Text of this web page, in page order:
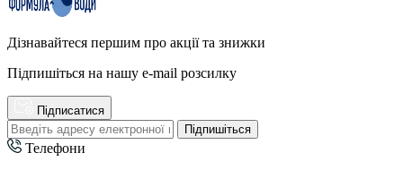
Дізнавайтеся першим про акції та знижки
Підпишіться на нашу e-mail розсилку
Підписатися
Підпишіться
Телефони